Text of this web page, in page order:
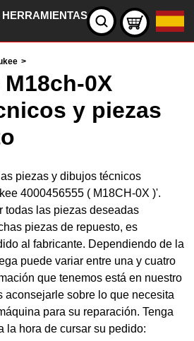
>
0X
y piezas
piezas y dibujos técnicos
4000456555 ( M18CH-0X )'.
todas las piezas deseadas
piezas de repuesto, es
al fabricante. Dependiendo de la
puede variar entre una y cuatro
que tenemos está en nuestro
aconsejarle sobre lo que necesita
para su reparación. Tenga
la hora de cursar su pedido: